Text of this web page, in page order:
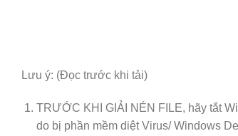
Lưu ý: (Đọc trước khi tải)
TRƯỚC KHI GIẢI NÉN FILE, hãy tắt
do bị phần mềm diệt Virus/ Windows